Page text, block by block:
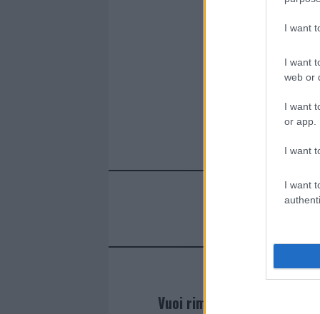
I want
I want
web or
I want
or app.
I want
I want
Vuoi rimanere sempre